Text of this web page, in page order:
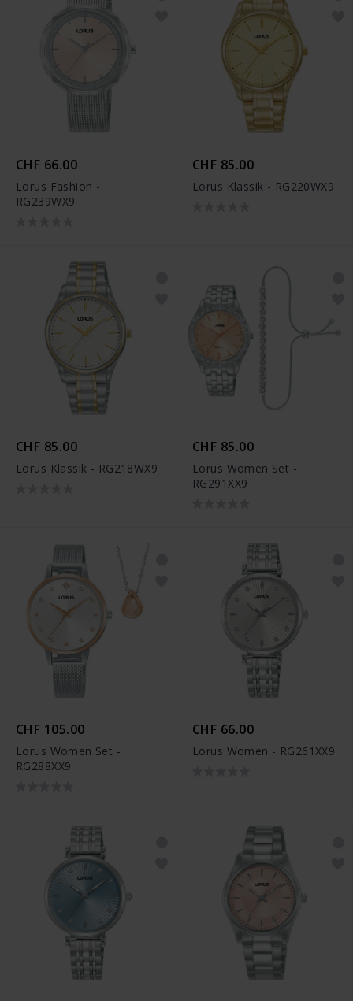
CHF 66.00
Lorus Fashion -
RG239WX9
CHF 85.00
Lorus Klassik - RG220WX9
CHF 85.00
Lorus Klassik - RG218WX9
CHF 85.00
Lorus Women Set -
RG291XX9
CHF 105.00
Lorus Women Set -
RG288XX9
CHF 66.00
Lorus Women - RG261XX9